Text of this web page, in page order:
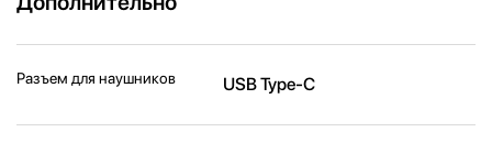
Разъем для наушников USB Type-C